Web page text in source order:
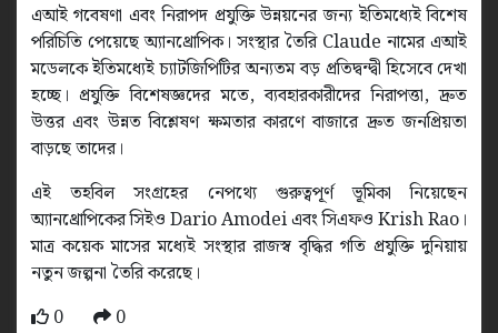
এআই গবেষণা এবং নিরাপদ প্রযুক্তি উন্নয়নের জন্য ইতিমধ্যেই বিশেষ
পরিচিতি পেয়েছে অ্যানথ্রোপিক। সংস্থার তৈরি Claude নামের এআই
মডেলকে ইতিমধ্যেই চ্যাটজিপিটির অন্যতম বড় প্রতিদ্বন্দ্বী হিসেবে দেখা
হচ্ছে। প্রযুক্তি বিশেষজ্ঞদের মতে, ব্যবহারকারীদের নিরাপত্তা, দ্রুত
উত্তর এবং উন্নত বিশ্লেষণ ক্ষমতার কারণে বাজারে দ্রুত জনপ্রিয়তা
বাড়ছে তাদের।
এই তহবিল সংগ্রহের নেপথ্যে গুরুত্বপূর্ণ ভূমিকা নিয়েছেন
অ্যানথ্রোপিকের সিইও Dario Amodei এবং সিএফও Krish Rao।
মাত্র কয়েক মাসের মধ্যেই সংস্থার রাজস্ব বৃদ্ধির গতি প্রযুক্তি দুনিয়ায়
নতুন জল্পনা তৈরি করেছে।
0
0